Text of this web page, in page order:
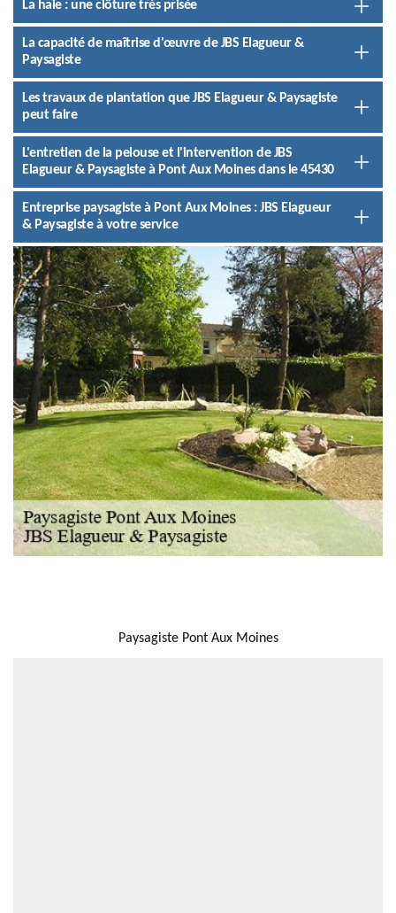
La haie : une clôture très prisée
La capacité de maîtrise d'œuvre de JBS Elagueur &
Paysagiste
Les travaux de plantation que JBS Elagueur & Paysagiste
peut faire
L'entretien de la pelouse et l'intervention de JBS
Elagueur & Paysagiste à Pont Aux Moines dans le 45430
Entreprise paysagiste à Pont Aux Moines : JBS Elagueur
& Paysagiste à votre service
Paysagiste Pont Aux Moines